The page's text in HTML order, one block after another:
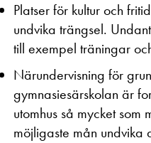
Platser för kultur och
undvika trängsel.
till exempel träningar
Närundervisning för
gymnasiesärskolan är
utomhus så mycket
möjligaste mån undvika